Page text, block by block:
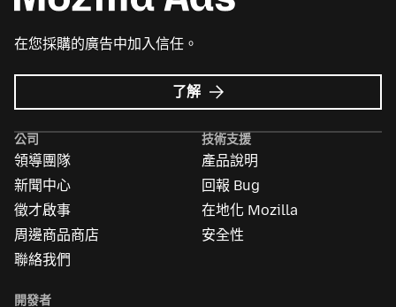
在您採購的廣告中加入信任。
了解 Mozilla
Ads
更
多
資
訊
公司
領導團隊
新聞中心
徵才啟事
周邊商品商店
聯絡我們
技術支援
產品說明
回報 Bug
在地化 Mozilla
安全性
開發者